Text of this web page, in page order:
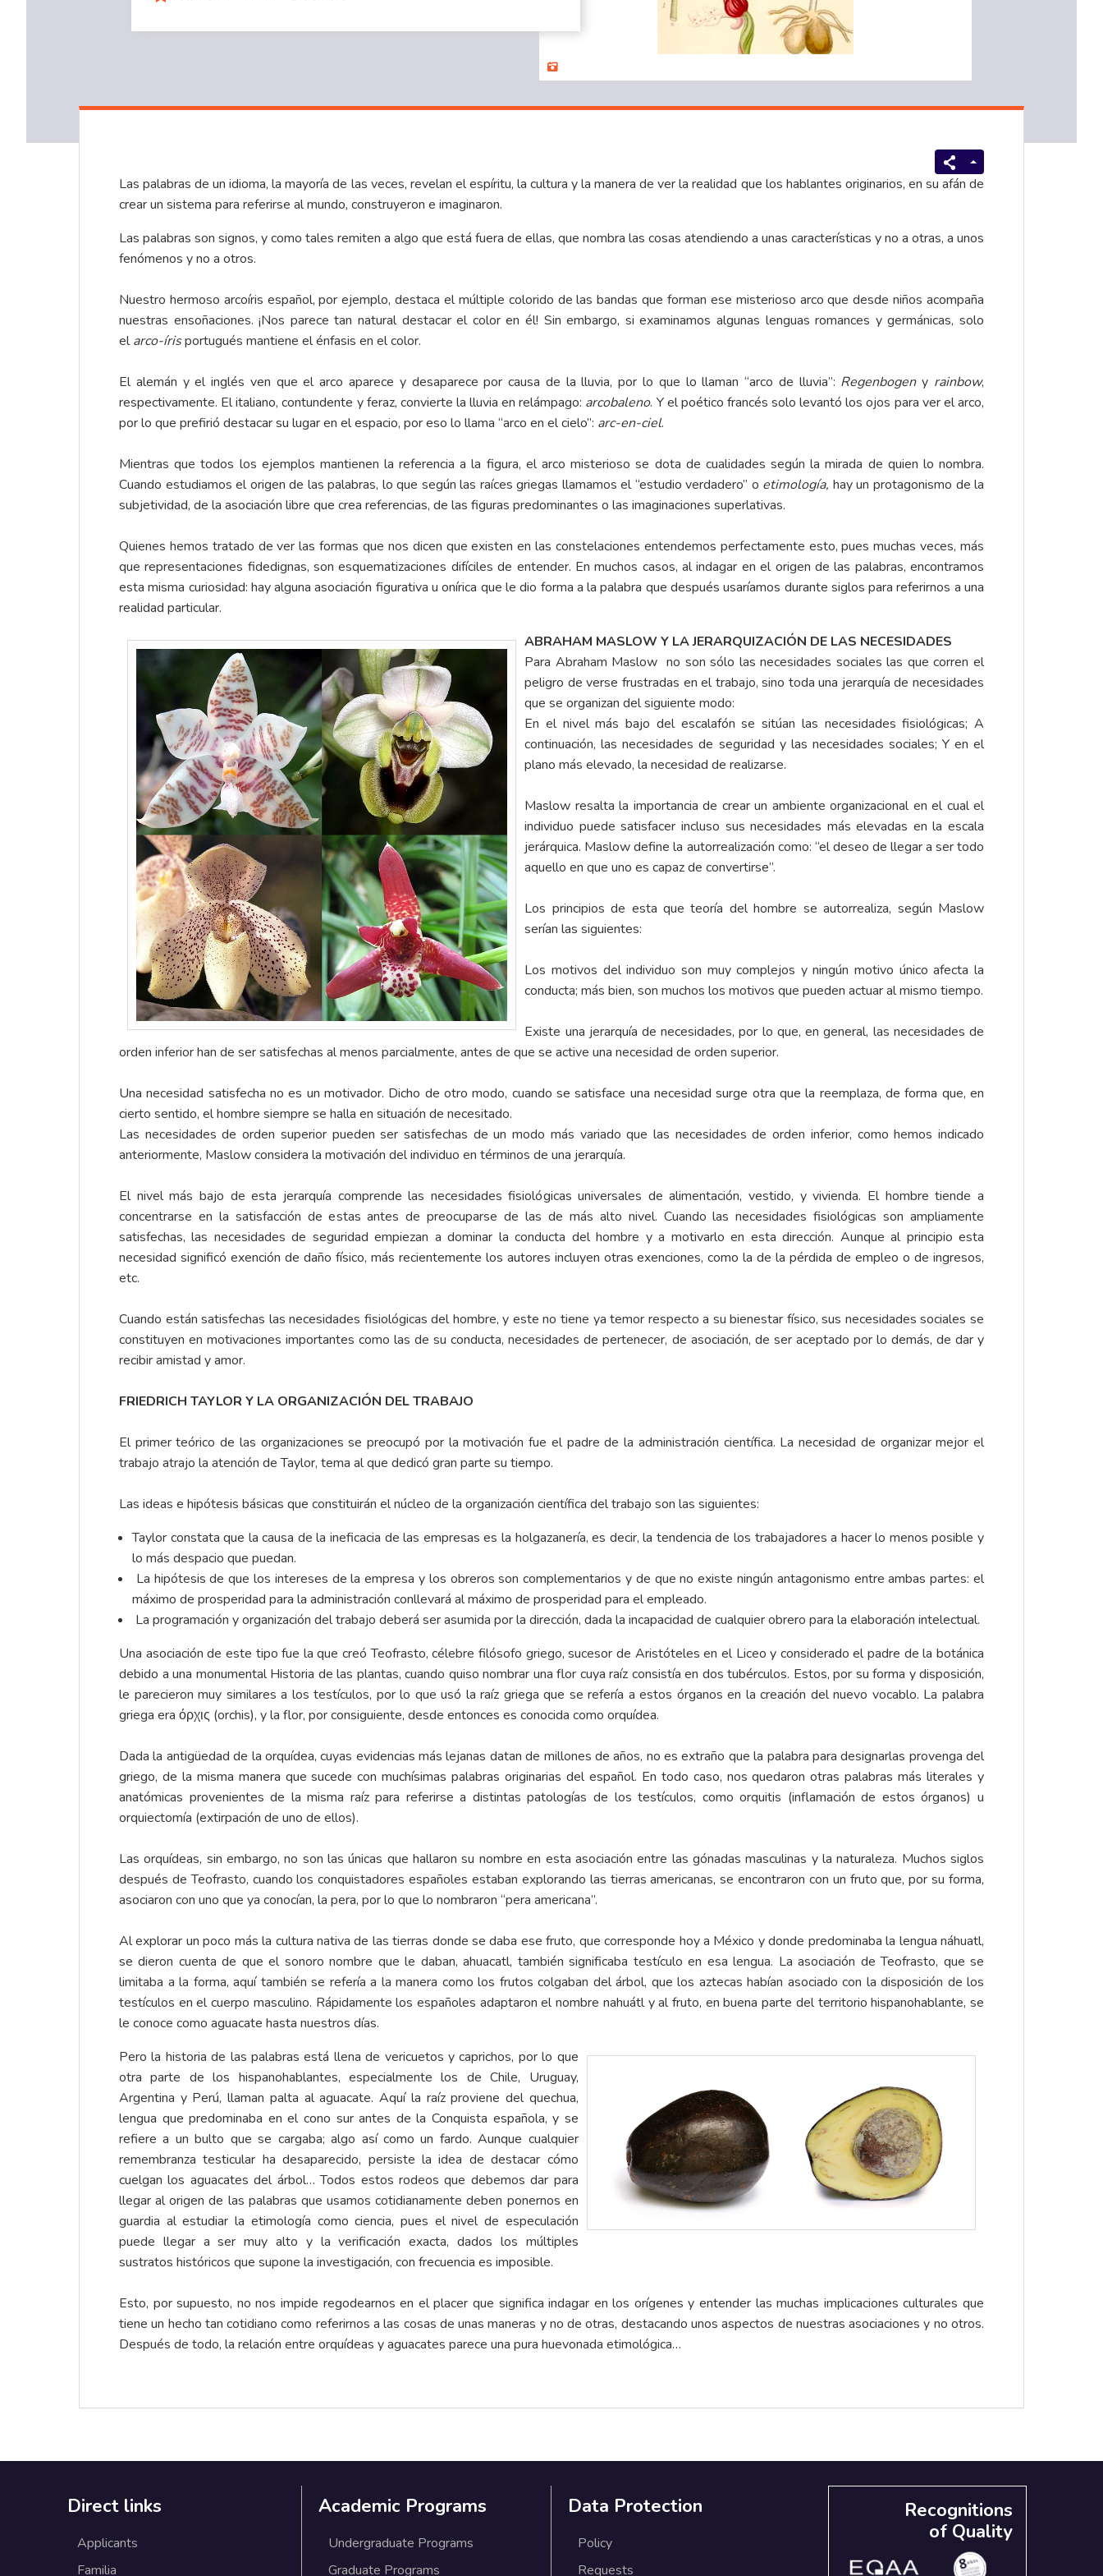
Las palabras de un idioma, la mayoría de las veces, revelan el espíritu, la cultura y la manera de ver la realidad que los hablantes originarios, en su afán de
crear un sistema para referirse al mundo, construyeron e imaginaron.
Las palabras son signos, y como tales remiten a algo que está fuera de ellas, que nombra las cosas atendiendo a unas características y no a otras, a unos
fenómenos y no a otros.
Nuestro hermoso arcoíris español, por ejemplo, destaca el múltiple colorido de las bandas que forman ese misterioso arco que desde niños acompaña
nuestras ensoñaciones. ¡Nos parece tan natural destacar el color en él! Sin embargo, si examinamos algunas lenguas romances y germánicas, solo
elarco-írisportugués mantiene el énfasis en el color.
El alemán y el inglés ven que el arco aparece y desaparece por causa de la lluvia, por lo que lo llaman “arco de lluvia”: Regenbogeny rainbow,
respectivamente. El italiano, contundente y feraz, convierte la lluvia en relámpago: arcobaleno. Y el poético francés solo levantó los ojos para ver el arco,
por lo que prefirió destacar su lugar en el espacio, por eso lo llama “arco en el cielo”: arc-en-ciel.
Mientras que todos los ejemplos mantienen la referencia a la figura, el arco misterioso se dota de cualidades según la mirada de quien lo nombra.
Cuando estudiamos el origen de las palabras, lo que según las raíces griegas llamamos el “estudio verdadero” o etimología, hay un protagonismo de la
subjetividad, de la asociación libre que crea referencias, de las figuras predominantes o las imaginaciones superlativas.
Quienes hemos tratado de ver las formas que nos dicen que existen en las constelaciones entendemos perfectamente esto, pues muchas veces, más
que representaciones fidedignas, son esquematizaciones difíciles de entender. En muchos casos, al indagar en el origen de las palabras, encontramos
esta misma curiosidad: hay alguna asociación figurativa u onírica que le dio forma a la palabra que después usaríamos durante siglos para referirnos a una
realidad particular.
ABRAHAM MASLOW Y LA JERARQUIZACIÓN DE LAS NECESIDADES
Para Abraham Maslow no son sólo las necesidades sociales las que corren el
peligro de verse frustradas en el trabajo, sino toda una jerarquía de necesidades
que se organizan del siguiente modo:
En el nivel más bajo del escalafón se sitúan las necesidades fisiológicas; A
continuación, las necesidades de seguridad y las necesidades sociales; Y en el
plano más elevado, la necesidad de realizarse.
Maslow resalta la importancia de crear un ambiente organizacional en el cual el
individuo puede satisfacer incluso sus necesidades más elevadas en la escala
jerárquica. Maslow define la autorrealización como: “el deseo de llegar a ser todo
aquello en que uno es capaz de convertirse”.
Los principios de esta que teoría del hombre se autorrealiza, según Maslow
serían las siguientes:
Los motivos del individuo son muy complejos y ningún motivo único afecta la
conducta; más bien, son muchos los motivos que pueden actuar al mismo tiempo.
Existe una jerarquía de necesidades, por lo que, en general, las necesidades de
orden inferior han de ser satisfechas al menos parcialmente, antes de que se active una necesidad de orden superior.
Una necesidad satisfecha no es un motivador. Dicho de otro modo, cuando se satisface una necesidad surge otra que la reemplaza, de forma que, en
cierto sentido, el hombre siempre se halla en situación de necesitado.
Las necesidades de orden superior pueden ser satisfechas de un modo más variado que las necesidades de orden inferior, como hemos indicado
anteriormente, Maslow considera la motivación del individuo en términos de una jerarquía.
El nivel más bajo de esta jerarquía comprende las necesidades fisiológicas universales de alimentación, vestido, y vivienda. El hombre tiende a
concentrarse en la satisfacción de estas antes de preocuparse de las de más alto nivel. Cuando las necesidades fisiológicas son ampliamente
satisfechas, las necesidades de seguridad empiezan a dominar la conducta del hombre y a motivarlo en esta dirección. Aunque al principio esta
necesidad significó exención de daño físico, más recientemente los autores incluyen otras exenciones, como la de la pérdida de empleo o de ingresos,
etc.
Cuando están satisfechas las necesidades fisiológicas del hombre, y este no tiene ya temor respecto a su bienestar físico, sus necesidades sociales se
constituyen en motivaciones importantes como las de su conducta, necesidades de pertenecer, de asociación, de ser aceptado por lo demás, de dar y
recibir amistad y amor.
FRIEDRICH TAYLOR Y LA ORGANIZACIÓN DEL TRABAJO
El primer teórico de las organizaciones se preocupó por la motivación fue el padre de la administración científica. La necesidad de organizar mejor el
trabajo atrajo la atención de Taylor, tema al que dedicó gran parte su tiempo.
Las ideas e hipótesis básicas que constituirán el núcleo de la organización científica del trabajo son las siguientes:
Taylor constata que la causa de la ineficacia de las empresas es la holgazanería, es decir, la tendencia de los trabajadores a hacer lo menos posible y
lo más despacio que puedan.
La hipótesis de que los intereses de la empresa y los obreros son complementarios y de que no existe ningún antagonismo entre ambas partes: el
máximo de prosperidad para la administración conllevará al máximo de prosperidad para el empleado.
La programación y organización del trabajo deberá ser asumida por la dirección, dada la incapacidad de cualquier obrero para la elaboración intelectual.
Una asociación de este tipo fue la que creó Teofrasto, célebre filósofo griego, sucesor de Aristóteles en el Liceo y considerado el padre de la botánica
debido a una monumental Historia de las plantas, cuando quiso nombrar una flor cuya raíz consistía en dos tubérculos. Estos, por su forma y disposición,
le parecieron muy similares a los testículos, por lo que usó la raíz griega que se refería a estos órganos en la creación del nuevo vocablo. La palabra
griega era όρχις (orchis), y la flor, por consiguiente, desde entonces es conocida como orquídea.
Dada la antigüedad de la orquídea, cuyas evidencias más lejanas datan de millones de años, no es extraño que la palabra para designarlas provenga del
griego, de la misma manera que sucede con muchísimas palabras originarias del español. En todo caso, nos quedaron otras palabras más literales y
anatómicas provenientes de la misma raíz para referirse a distintas patologías de los testículos, como orquitis (inflamación de estos órganos) u
orquiectomía (extirpación de uno de ellos).
Las orquídeas, sin embargo, no son las únicas que hallaron su nombre en esta asociación entre las gónadas masculinas y la naturaleza. Muchos siglos
después de Teofrasto, cuando los conquistadores españoles estaban explorando las tierras americanas, se encontraron con un fruto que, por su forma,
asociaron con uno que ya conocían, la pera, por lo que lo nombraron “pera americana”.
Al explorar un poco más la cultura nativa de las tierras donde se daba ese fruto, que corresponde hoy a México y donde predominaba la lengua náhuatl,
se dieron cuenta de que el sonoro nombre que le daban, ahuacatl, también significaba testículo en esa lengua. La asociación de Teofrasto, que se
limitaba a la forma, aquí también se refería a la manera como los frutos colgaban del árbol, que los aztecas habían asociado con la disposición de los
testículos en el cuerpo masculino. Rápidamente los españoles adaptaron el nombre nahuátl y al fruto, en buena parte del territorio hispanohablante, se
le conoce como aguacate hasta nuestros días.
Pero la historia de las palabras está llena de vericuetos y caprichos, por lo que
otra parte de los hispanohablantes, especialmente los de Chile, Uruguay,
Argentina y Perú, llaman palta al aguacate. Aquí la raíz proviene del quechua,
lengua que predominaba en el cono sur antes de la Conquista española, y se
refiere a un bulto que se cargaba; algo así como un fardo. Aunque cualquier
remembranza testicular ha desaparecido, persiste la idea de destacar cómo
cuelgan los aguacates del árbol… Todos estos rodeos que debemos dar para
llegar al origen de las palabras que usamos cotidianamente deben ponernos en
guardia al estudiar la etimología como ciencia, pues el nivel de especulación
puede llegar a ser muy alto y la verificación exacta, dados los múltiples
sustratos históricos que supone la investigación, con frecuencia es imposible.
Esto, por supuesto, no nos impide regodearnos en el placer que significa indagar en los orígenes y entender las muchas implicaciones culturales que
tiene un hecho tan cotidiano como referirnos a las cosas de unas maneras y no de otras, destacando unos aspectos de nuestras asociaciones y no otros.
Después de todo, la relación entre orquídeas y aguacates parece una pura huevonada etimológica…
Direct links
Applicants
Familia
Academic Programs
Undergraduate Programs
Graduate Programs
Data Protection
Policy
Requests
Recognitions
of Quality